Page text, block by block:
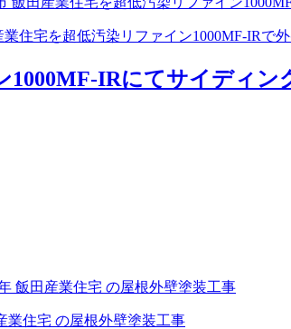
住宅を超低汚染リファイン1000MF-IRで
1000MF-IRにてサイディン
業住宅 の屋根外壁塗装工事